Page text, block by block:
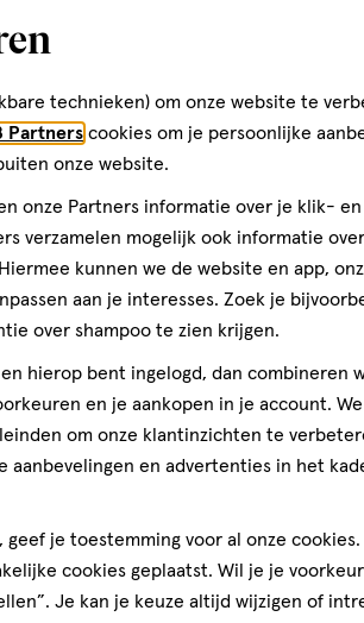
1 stuk
Etos
1
Bijna
technieken) om onze website te
Partners cookies om je persoonlijke
onze website.
onze Partners informatie over je klik-
verzamelen mogelijk ook informatie
kunnen we de website en app,
aan je interesses. Zoek je
over shampoo te zien krijgen.
hierop bent ingelogd, dan combineren
en je aankopen in je account.
om onze klantinzichten te
aanbevelingen en advertenties in het
je toestemming voor al onze cookies.
cookies geplaatst. Wil je je
Je kan je keuze altijd wijzigen of